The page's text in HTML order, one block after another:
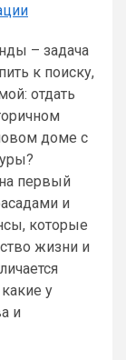
– задача
к поиску,
отдать
доме с
первый
и
которые
жизни и
у
и